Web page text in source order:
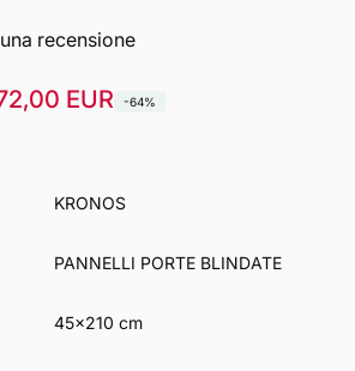
recensione
EUR -64%
KRONOS
PANNELLI PORTE BLINDATE
45x210 cm